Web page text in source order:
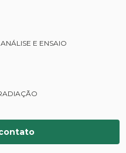
E ENSAIO